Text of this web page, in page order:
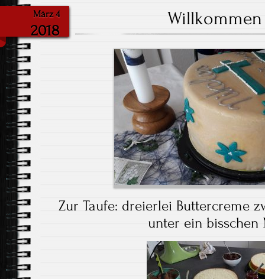
März 4
2018
Zur Taufe: dreierlei Buttercreme
unter ein bisschen